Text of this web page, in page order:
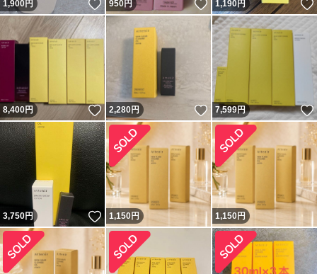
1,900円 いいね！
950円 いいね！
1,190円
8,400円 いいね！
2,280円 いいね！
7,599円
3,750円 いいね！
1,150円 1,150円